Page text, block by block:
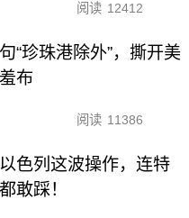
阅读 12412
“珍珠港除外”，撕开美
布
阅读 11386
色列这波操作，连特
敢踩！